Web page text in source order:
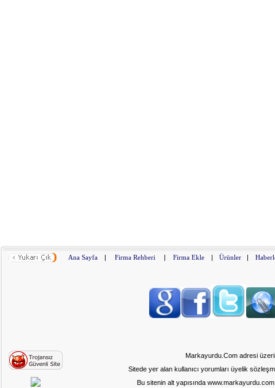
Ana Sayfa | Firma Rehberi | Firma Ekle | Ürünler |
Markayurdu.Com adresi
Sitede yer alan kullanıcı yorumları üyelik
Bu sitenin alt yapısında www.markayurdu.com